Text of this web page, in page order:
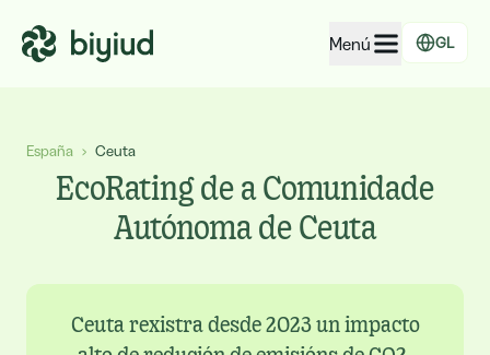
Menú
Para xente
Para administracións
Para empresas
GL
España › Ceuta
EcoRating de a Comunidade
Autónoma de Ceuta
Ceuta rexistra desde 2023 un impacto